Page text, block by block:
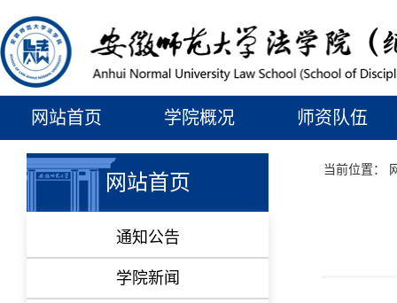
网站首页 学院概况 师资队伍
网站首页
通知公告
学院新闻
当前位置：